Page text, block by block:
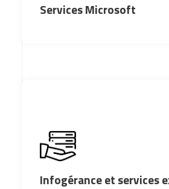
Services Microsoft
Infogérance et services